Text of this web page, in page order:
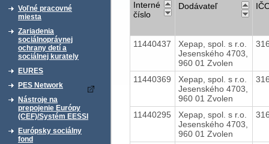
Voľné pracovné
miesta
Zariadenia
sociálnoprávnej
ochrany detí a
sociálnej kurately
EURES
PES Network
Nástroje na
prepojenie Európy
(CEF)/Systém EESSI
Európsky sociálny
fond
Interné
číslo
Dodávateľ
11440437
Xepap, spol. s r.o.
Jesenského 4703,
960 01 Zvolen
11440369
Xepap, spol. s r.o.
Jesenského 4703,
960 01 Zvolen
11440295
Xepap, spol. s r.o.
Jesenského 4703,
960 01 Zvolen